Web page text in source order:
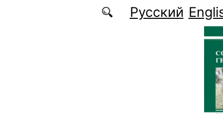
Перейти к основному содержаниюРусский